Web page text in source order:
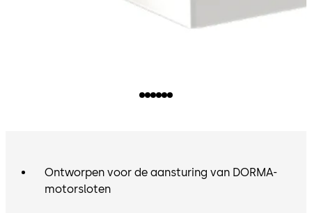
Ontworpen voor de aansturing van DORMA-
motorsloten